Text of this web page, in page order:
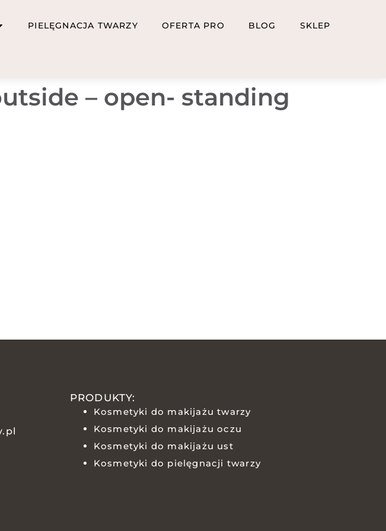
PIELĘGNACJA TWARZY OFERTA PRO BLOG SKLEP
– open- standing
PRODUKTY:
Kosmetyki do makijażu twarzy
Kosmetyki do makijażu oczu
Kosmetyki do makijażu ust
Kosmetyki do pielęgnacji twarzy